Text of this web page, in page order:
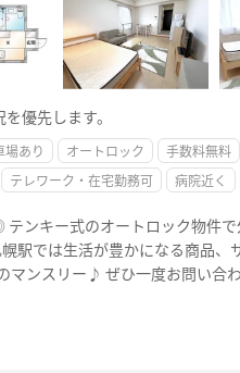
優先します。
場あり オートロック 手数料無料
テレワーク・在宅勤務可 病院近く
ンキー式のオートロック物件
駅では生活が豊かになる商品、
マンスリー♪ ぜひ一度お問い合